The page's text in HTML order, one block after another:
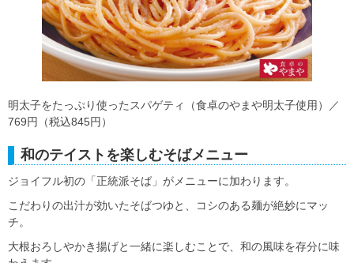
明太子をたっぷり使ったスパゲティ（食卓のやまや明太子使用）／
769円（税込845円）
和のテイストを楽しむそばメニュー
ジョイフル初の「正統派そば」がメニューに加わります。
こだわりの出汁が効いたそばつゆと、コシのある麺が絶妙にマッ
チ。
大根おろしやかき揚げと一緒に楽しむことで、和の風味を存分に味